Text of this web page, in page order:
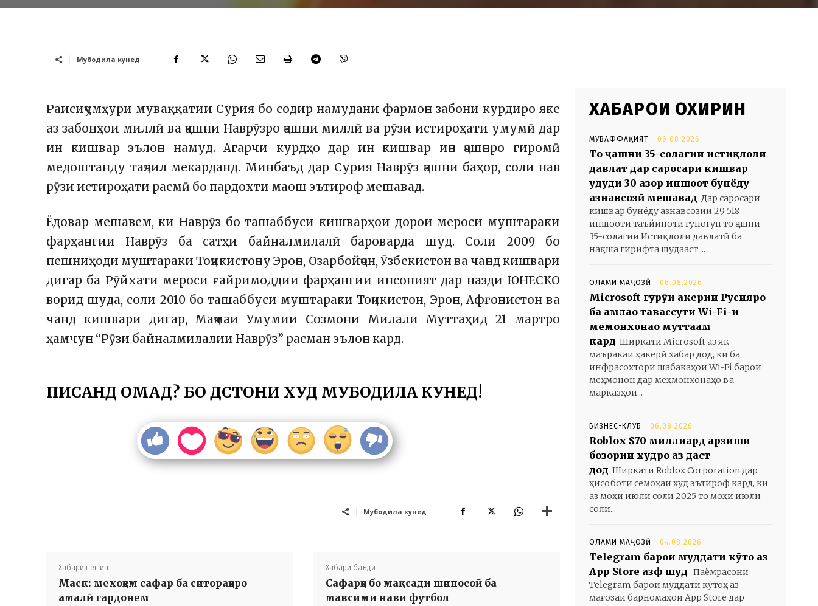
Мубодила кунед
Раисиҷумҳури муваққатии Сурия бо содир намудани фармон забони курдиро яке
аз забонҳои миллӣ ва ҷашни Наврӯзро ҷашни миллӣ ва рӯзи истироҳати умумӣ дар
ин кишвар эълон намуд. Агарчи курдҳо дар ин кишвар ин ҷашнро гиромӣ
медоштанду таҷлил мекарданд. Минбаъд дар Сурия Наврӯз ҷашни баҳор, соли нав
рӯзи истироҳати расмӣ бо пардохти маош эътироф мешавад.
Ёдовар мешавем, ки Наврӯз бо ташаббуси кишварҳои дорои мероси муштараки
фарҳангии Наврӯз ба сатҳи байналмилалӣ бароварда шуд. Соли 2009 бо
пешниҳоди муштаракиТоҷикистонуЭрон, Озарбойҷон,Ӯзбекистон ва чанд кишвари
дигар ба Рӯйхати мероси ғайримоддии фарҳангии инсоният дар назди ЮНЕСКО
ворид шуда, соли 2010 бо ташаббуси муштараки Тоҷикистон, Эрон, Афғонистон ва
чанд кишвари дигар, Маҷмаи Умумии Созмони Милали Муттаҳид21 мартро
ҳамчун “Рӯзи байналмилалии Наврӯз” расман эълон кард.
ПИСАНД ОМАД? БО ДӮСТОНИ ХУД МУБОДИЛА КУНЕД!
Мубодила кунед
Хабари пешин
Маск: мехоҳем сафар ба ситораҳоро
амалӣ гардонем
Хабари баъди
Сафарҳо бо мақсади шиносоӣ ба
мавсими нави футбол
ХАБАРҲОИ ОХИРИН
МУВАФФАҚИЯТ 06.08.2026
То ҷашни 35-солагии истиқлоли
давлат дар саросари кишвар
ҳудуди 30 ҳазор иншоот бунёду
азнавсозӣ мешавад Дар саросари
кишвар бунёду азнавсозии 29 518
иншооти таъйиноти гуногун то ҷашни
35-солагии Истиқлоли давлатӣ ба
нақша гирифта шудааст....
ОЛАМИ МАҶОЗӢ 06.08.2026
Microsoft гурӯҳи ҳакерии Русияро
ба ҳамлаҳо тавассути Wi-Fi-и
меҳмонхонаҳо муттаҳам
кард Ширкати Microsoft аз як
маъракаи ҳакерӣ хабар дод, ки ба
инфрасохтори шабакаҳои Wi-Fi барои
меҳмонон дар меҳмонхонаҳо ва
марказҳои...
БИЗНЕС-КЛУБ 06.08.2026
Roblox $70 миллиард арзиши
бозории худро аз даст
дод Ширкати Roblox Corporation дар
ҳисоботи семоҳаи худ эътироф кард, ки
аз моҳи июли соли 2025 то моҳи июли
соли...
ОЛАМИ МАҶОЗӢ 04.08.2026
Telegram барои муддати кӯтоҳ аз
App Store ҳазф шуд Паёмрасони
Telegram барои муддати кӯтоҳ аз
мағозаи барномаҳои App Store дар